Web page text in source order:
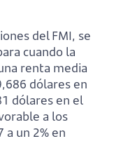
del FMI, se
cuando la
renta media
dólares en
dólares en el
a los
a un 2% en